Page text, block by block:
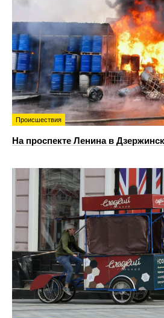
Происшествия
На проспекте Ленина в